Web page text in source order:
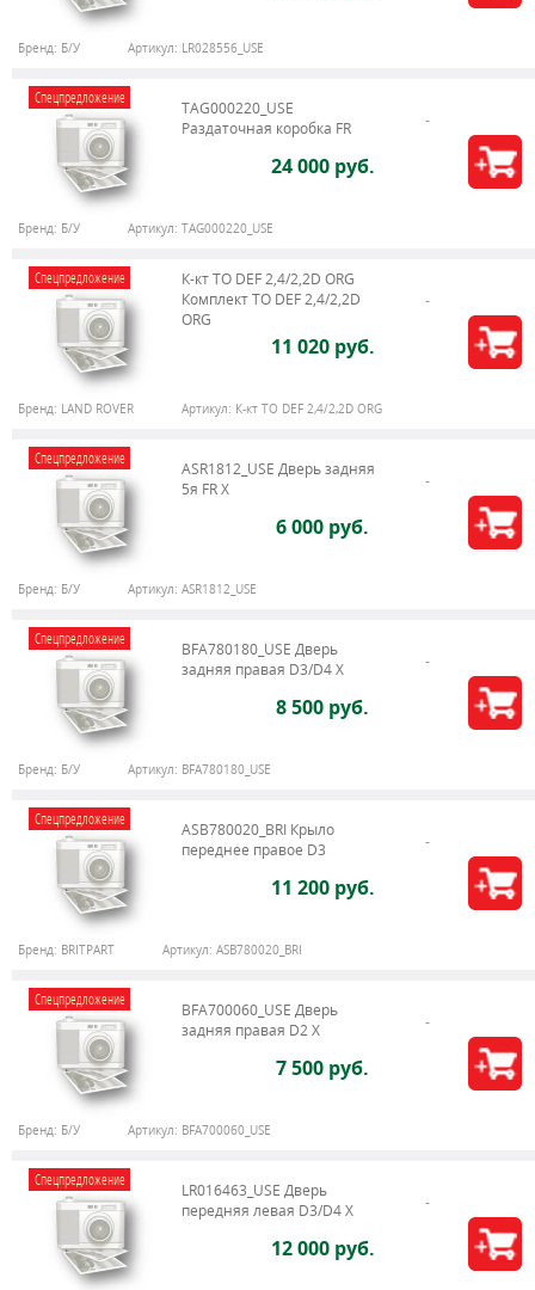
Бренд: Б/У Артикул: LR028556_USE
Спецпредложение
TAG000220_USE
Раздаточная коробка FR
24 000 руб.
Бренд: Б/У Артикул: TAG000220_USE
Спецпредложение
К-кт ТО DEF 2,4/2,2D ORG
Комплект ТО DEF 2,4/2,2D
ORG
11 020 руб.
Бренд: LAND ROVER Артикул: К-кт ТО DEF 2,4/2,2D ORG
Спецпредложение
ASR1812_USE Дверь задняя
5я FR X
6 000 руб.
Бренд: Б/У Артикул: ASR1812_USE
Спецпредложение
BFA780180_USE Дверь
задняя правая D3/D4 X
8 500 руб.
Бренд: Б/У Артикул: BFA780180_USE
Спецпредложение
ASB780020_BRI Крыло
переднее правое D3
11 200 руб.
Бренд: BRITPART Артикул: ASB780020_BRI
Спецпредложение
BFA700060_USE Дверь
задняя правая D2 X
7 500 руб.
Бренд: Б/У Артикул: BFA700060_USE
Спецпредложение
LR016463_USE Дверь
передняя левая D3/D4 Х
12 000 руб.